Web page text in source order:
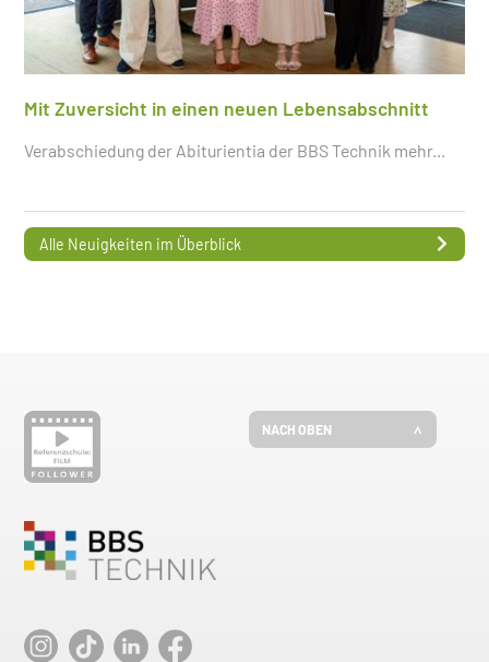
Mit Zuversicht in einen neuen Lebensabschnitt
Verabschiedung der Abiturientia der BBS Technik mehr...
Alle Neuigkeiten im Überblick
NACH OBEN